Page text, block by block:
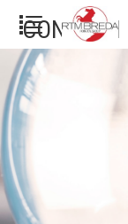
CONTATTI